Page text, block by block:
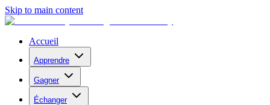
Skip to main content
Accueil
Apprendre
Gagner
Échanger